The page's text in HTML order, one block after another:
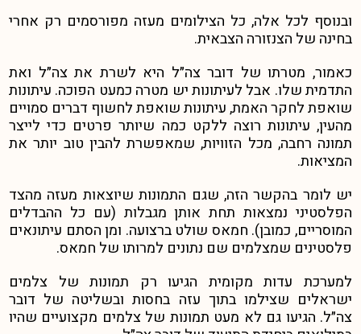
ובנוסף לכל אלה, כל הצילומים מעזה מפורסמים רק אחרי
בחינה של הצנזורה הצבאית.
כאמור, מטרתו של דובר צה״ל היא לשרת את צה״ל ואת
התדמית שלו. אבל לעיתונות יש מטרה כמעט הפוכה. עיתונות
שואפת לחקר האמת, עיתונות שואפת לחשוף דברים סמויים
מהעין, עיתונות רוצה ללקט כמה שיותר פרטים כדי לייצר
תמונה רחבה, מכל הזוויות, שמאפשרת להבין טוב יותר את
המציאות.
יש לומר בהקשר הזה, שגם התמונות שיוצאות מעזה מהצד
הפלסטיני נמצאות תחת אותן מגבלות (עם כל ההבדלים
המוסריים, כמובן). חמאס שולט ברצועה. ומן הסתם עיתונאים
פלסטינים שמצלמים שם נתונים למרותו של חמאס.
למערכת עדות מקומית הגיעו רק תמונות של צלמים
ישראלים שצילמו בתוך עזה בחסות ובשליטה של דובר
צה״ל. הגיעו גם לא מעט תמונות של צלמים מקצועיים שהיו